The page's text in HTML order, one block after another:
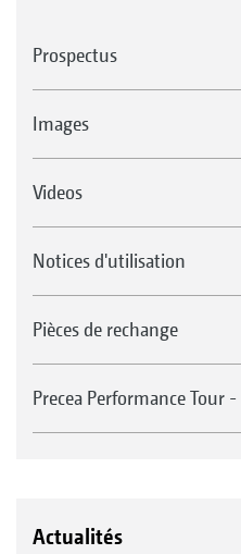
Prospectus
Images
Videos
Notices d'utilisation
Pièces de rechange
Precea Performance Tour
Actualités